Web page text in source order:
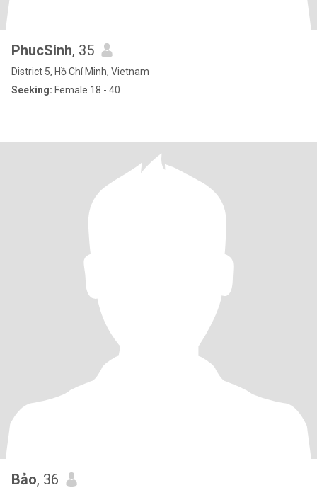
PhucSinh, 35
District 5, Hồ Chí Minh, Vietnam
Seeking: Female 18 - 40
Bảo, 36